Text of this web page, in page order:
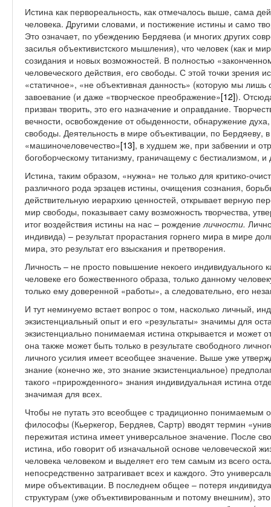
Истина как первореальность, как отмечалось выше, сама
человека. Другими словами, и постижение истины и само
Это означает, по убеждению Бердяева (и многих других
засилья объективистского мышления), что человек (как и
созидания и новых возможностей. В полностью
человеческого действия, его свободы. С этой точки зрения
«статичное», «не объективная данность» (которую мы лишь
завоевание (и даже «творческое преображение»[12]).
призван творить, это его назначение и оправдание.
вечности, освобождение от обыденности, обнаружение
свободы. Деятельность в мире объективации, по Бердяеву,
«машиночеловечество»[13], в худшем же, при забвении и
богоборческому титанизму, граничащему с бестиализмом,
Истина, таким образом, «нужна» не только для критико-
различного рода эрзацев истины, очищения сознания,
действительную иерархию ценностей, открывает верную
мир свободы, показывает саму возможность творчества,
итог воздействия истины на нас – рождениеличности.
индивида) – результат прорастания горнего мира в мире
мира, это результат его взыскания и претворения.
Личность – не просто повышение некоего индивидуального
человеке его божественного образа, только данному
только ему доверенной «работы», а следовательно, его
И тут неминуемо встает вопрос о том, насколько личный,
экзистенциальный опыт и его «результаты» значимы для
экзистенциально понимаемая истина открывается и может
она также может быть только в результате свободного
личного усилия имеет всеобщее значение. Выше уже
знание (конечно же, это знание экзистенциальное)
такого «прирожденного» знания индивидуальная истина
значимая для всех.
Чтобы не путать это всеобщее с традиционно понимаемым
философы (Кьеркегор, Бердяев, Сартр) вводят термин
пережитая истина имеет универсальное значение. После
истина, ибо говорит об изначальной основе человеческой
человека человеком и выделяет его тем самым из всего
непосредственно затрагивает всех и каждого. Это
мире объективации. В последнем общее – потеря
структурам (уже объективированным и потому внешним),